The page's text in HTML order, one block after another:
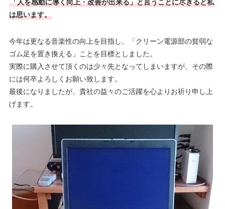
「人を感動に導く向上・改善が出来る」と言うことに尽きると私
は思います。
今年は更なる音楽性の向上を目指し、「クリーン電源部の貧弱な
ゴム足を置き換える」ことを目標としました。
実際に購入させて頂くのは少々先となってしまいますが、その際
には何卒よろしくお願い致します。
最後になりましたが、貴社の益々のご活躍を心よりお祈り申し上
げます。